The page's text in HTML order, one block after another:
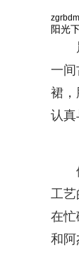
阳光
一间
裙，
认真
工艺
在忙
和阿